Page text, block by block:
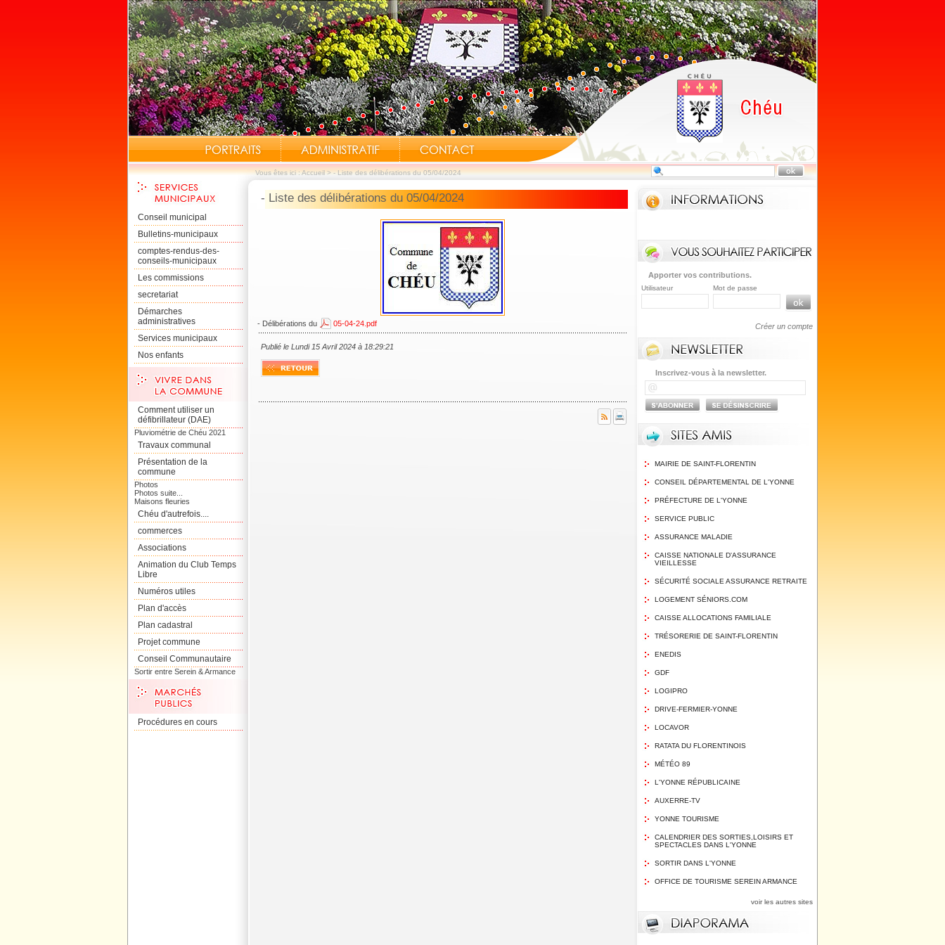
Vous êtes ici :Accueil>- Liste des délibérations du 05/04/2024
Conseil municipal
Bulletins-municipaux
comptes-rendus-des-
conseils-municipaux
Les commissions
secretariat
Démarches
administratives
Services municipaux
Nos enfants
Comment utiliser un
défibrillateur (DAE)
Pluviométrie de Chéu 2021
Travaux communal
Présentation de la
commune
Photos
Photos suite...
Maisons fleuries
Chéu d'autrefois....
commerces
Associations
Animation du Club Temps
Libre
Numéros utiles
Plan d'accès
Plan cadastral
Projet commune
Conseil Communautaire
Sortir entre Serein & Armance
Procédures en cours
- Liste des délibérations du 05/04/2024
- Délibérations du 05-04-24.pdf
Publié le Lundi 15 Avril 2024 à 18:29:21
Apporter vos contributions.
Utilisateur Mot de passe
Créer un compte
Inscrivez-vous à la newsletter.
MAIRIE DE SAINT-FLORENTIN
CONSEIL DÉPARTEMENTAL DE L'YONNE
PRÉFECTURE DE L'YONNE
SERVICE PUBLIC
ASSURANCE MALADIE
CAISSE NATIONALE D'ASSURANCE
VIEILLESSE
SÉCURITÉ SOCIALE ASSURANCE RETRAITE
LOGEMENT SÉNIORS.COM
CAISSE ALLOCATIONS FAMILIALE
TRÉSORERIE DE SAINT-FLORENTIN
ENEDIS
GDF
LOGIPRO
DRIVE-FERMIER-YONNE
LOCAVOR
RATATA DU FLORENTINOIS
MÉTÉO 89
L'YONNE RÉPUBLICAINE
AUXERRE-TV
YONNE TOURISME
CALENDRIER DES SORTIES,LOISIRS ET
SPECTACLES DANS L'YONNE
SORTIR DANS L'YONNE
OFFICE DE TOURISME SEREIN ARMANCE
voir les autres sites